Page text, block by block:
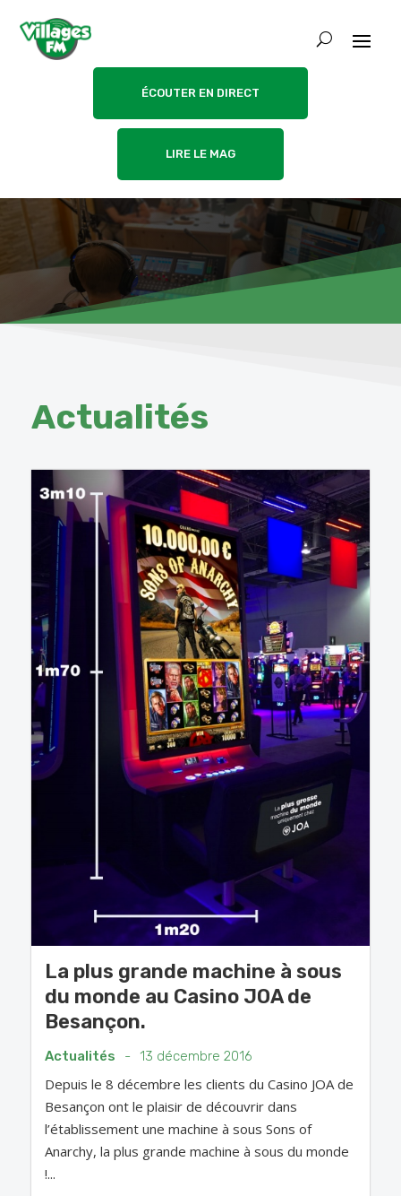
ÉCOUTER EN DIRECT
LIRE LE MAG
Actualités
La plus grande machine à sous
du monde au Casino JOA de
Besançon.
Actualités - 13 décembre 2016
Depuis le 8 décembre les clients du Casino JOA de
Besançon ont le plaisir de découvrir dans
l’établissement une machine à sous Sons of
Anarchy, la plus grande machine à sous du monde
!...